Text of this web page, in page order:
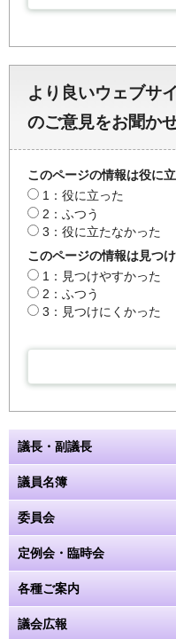
より良いウェブサ
のご意見をお聞か
このページの情報は役に
1：役に立った
2：ふつう
3：役に立たなかった
このページの情報は見つ
1：見つけやすかった
2：ふつう
3：見つけにくかった
議長・副議長
議員名簿
委員会
定例会・臨時会
各種ご案内
議会広報